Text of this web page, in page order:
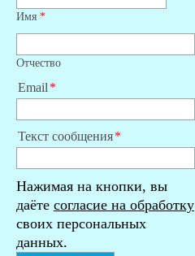
Имя *
Отчество
Email
Текст сообщения
Нажимая на кнопки, вы
даёте согласие на обработку
своих персональных
данных.